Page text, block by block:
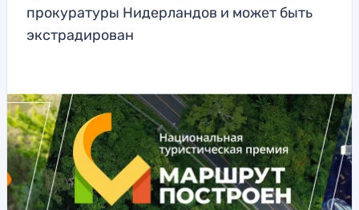
прокуратуры Нидерландов и может быть
экстрадирован